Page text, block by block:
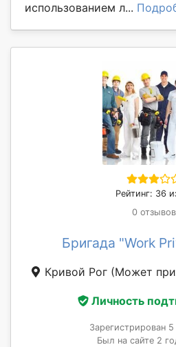
использованием л...
Рейтинг: 36
0 отзывов
Бригада "Work
Кривой Рог (Может
Личность
Зарегистрирован 5
Был на сайте 2